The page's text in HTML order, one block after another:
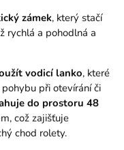
zámek, který stačí
rychlá a pohodlná a
vodicí lanko, které
při otevírání či
do prostoru 48
což zajišťuje
chod rolety.